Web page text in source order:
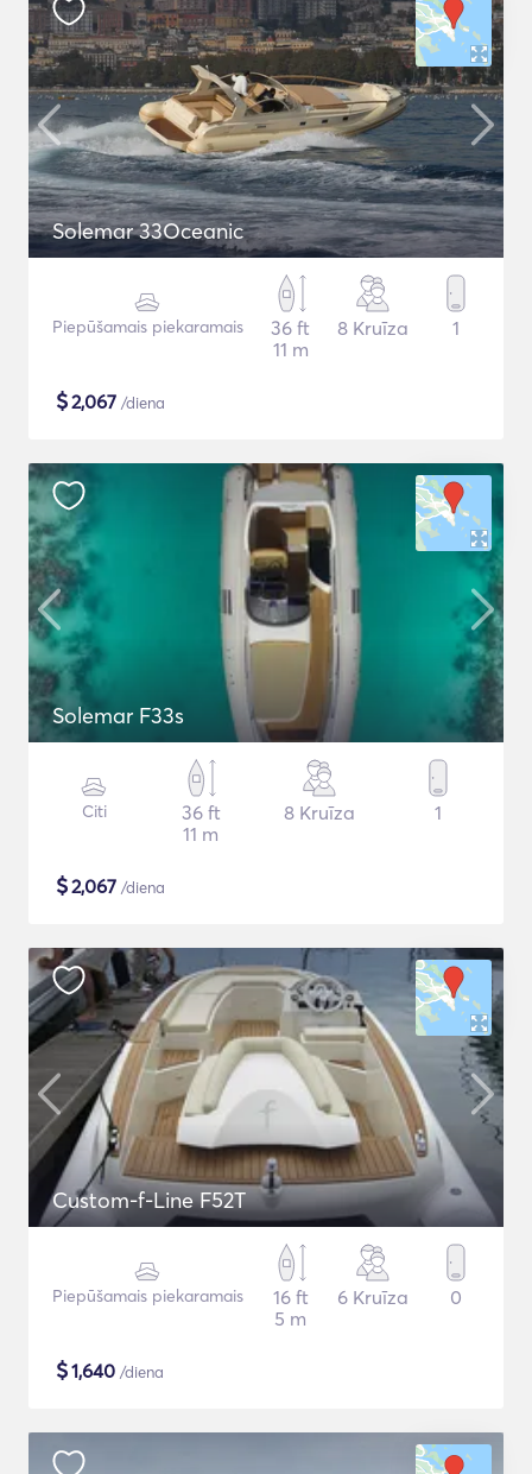
Solemar 33Oceanic
Piepūšamais piekaramais
36 ft
11 m
8 Kruīza 1
$2,067 /diena
Solemar F33s
Citi
36 ft
11 m
8 Kruīza 1
$2,067 /diena
Custom-f-Line F52T
Piepūšamais piekaramais
16 ft
5 m
6 Kruīza 0
$1,640 /diena